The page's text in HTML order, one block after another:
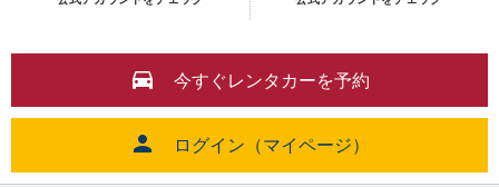
今すぐレンタカーを予約
ログイン（マイページ）